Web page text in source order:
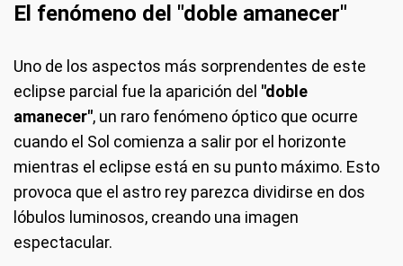
El fenómeno del "doble amanecer"
Uno de los aspectos más sorprendentes de este
eclipse parcial fue la aparición del "doble
amanecer", un raro fenómeno óptico que ocurre
cuando el Sol comienza a salir por el horizonte
mientras el eclipse está en su punto máximo. Esto
provoca que el astro rey parezca dividirse en dos
lóbulos luminosos, creando una imagen
espectacular.